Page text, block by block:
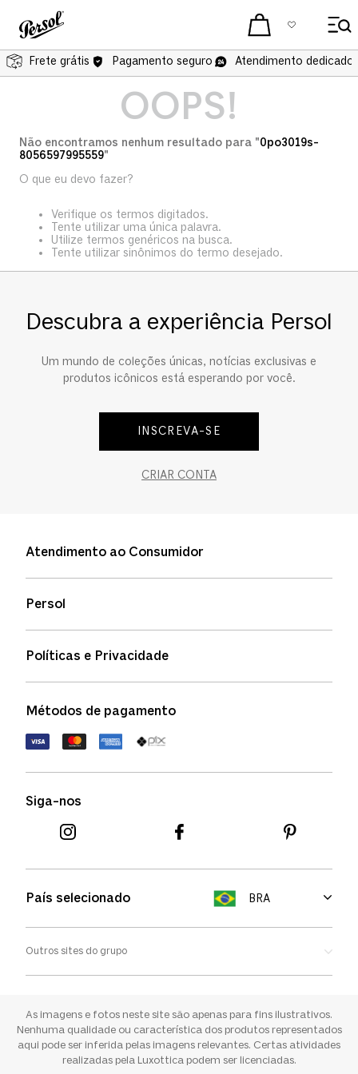
Frete grátis Pagamento seguro Atendimento dedicado
OOPS!
Não encontramos nenhum resultado para "0po3019s-
8056597995559"
O que eu devo fazer?
Verifique os termos digitados.
Tente utilizar uma única palavra.
Utilize termos genéricos na busca.
Tente utilizar sinônimos do termo desejado.
Descubra a experiência Persol
Um mundo de coleções únicas, notícias exclusivas e
produtos icônicos está esperando por você.
INSCREVA-SE
CRIAR CONTA
Atendimento ao Consumidor
Status de pedidos
Política de garantia
FAQs
Persol
Políticas e Privacidade
Política de devolução
Termos de uso
Métodos de pagamento
Siga-nos
País selecionado BRA
Outros sites do grupo
Ray-ban
Sunglass Hut
As imagens e fotos neste site são apenas para fins ilustrativos.
Nenhuma qualidade ou característica dos produtos representados
aqui pode ser inferida pelas imagens relevantes. Certas atividades
realizadas pela Luxottica podem ser licenciadas.